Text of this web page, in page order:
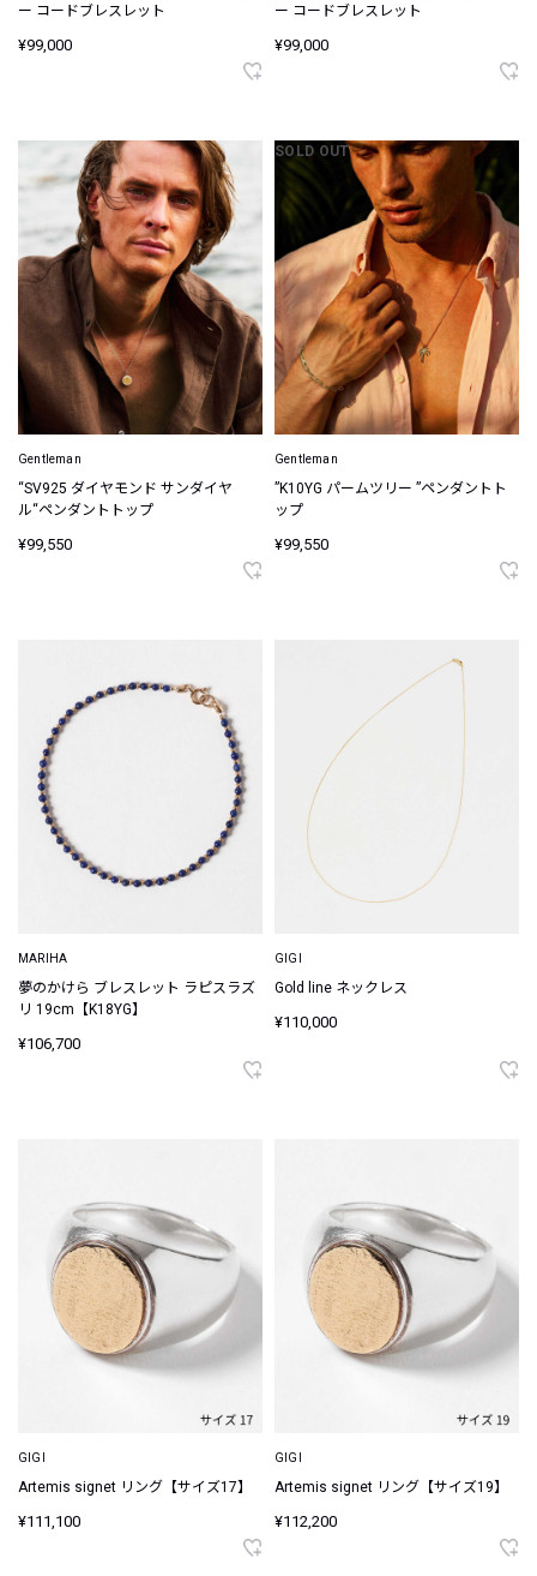
ー コードブレスレット
¥99,000
ー コードブレスレット
¥99,000
Gentleman
“SV925 ダイヤモンド サンダイヤ
ル“ペンダントトップ
¥99,550
SOLD OUT
Gentleman
”K10YG パームツリー ”ペンダントト
ップ
¥99,550
MARIHA
夢のかけら ブレスレット ラピスラズ
リ 19cm【K18YG】
¥106,700
GIGI
Gold line ネックレス
¥110,000
GIGI
Artemis signet リング【サイズ17】
¥111,100
GIGI
Artemis signet リング【サイズ19】
¥112,200